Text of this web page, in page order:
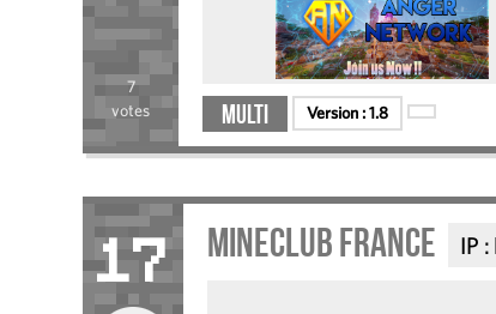
7
votes
Multi Version :1.8
17 Mineclub France IP :